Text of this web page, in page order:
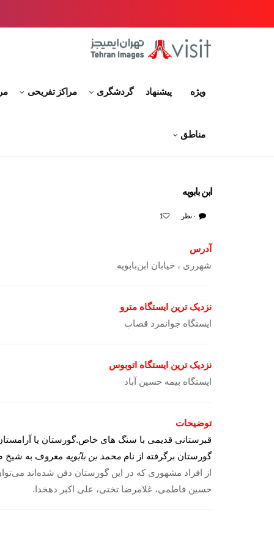
ویژه پیشنهاد گردشگری مراکز تفریحی
مناطق
ابن بابویه
۰ نظر 1
آدرس
شهرری ، خیابان ابن‌بابویه
نزدیک ترین ایستگاه مترو
ایستگاه جوانمرد قصاب
نزدیک ترین ایستگاه اتوبوس
ایستگاه بیمه حسین آباد
توضیحات
قبرستانی قدیمی با سنگ های خاص.گورستان یا
گورستان برگرفته از نام محمد بن بابُویه معروف به شیخ
از افراد مشهوری که در این گورستان دفن شده‌اند
حسین فاطمی، غلامرضا تختی، علی اکبر دهخدا.